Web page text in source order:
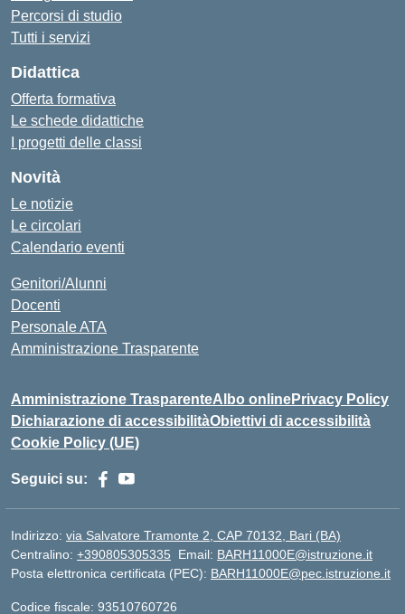
Percorsi di studio
Tutti i servizi
Didattica
Offerta formativa
Le schede didattiche
I progetti delle classi
Novità
Le notizie
Le circolari
Calendario eventi
Genitori/Alunni
Docenti
Personale ATA
Amministrazione Trasparente
Amministrazione TrasparenteAlbo onlinePrivacy Policy
Dichiarazione di accessibilitàObiettivi di accessibilità
Cookie Policy (UE)
Seguici su:
Indirizzo: via Salvatore Tramonte 2, CAP 70132, Bari (BA)
Centralino: +390805305335 Email: BARH11000E@istruzione.it
Posta elettronica certificata (PEC): BARH11000E@pec.istruzione.it
Codice fiscale: 93510760726